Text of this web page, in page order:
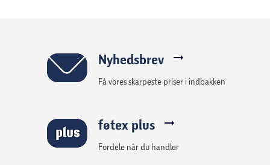
Robust konstruktion:
MDF og skum for langvarig holdbarhed.
Denne Trey puf er den perfekte løsning, hvis du leder efter
et funktionelt møbel, der samtidig tilføjer et elegant
Nyhedsbrev
Få vores skarpeste priser i indbakken
føtex plus
Fordele når du handler